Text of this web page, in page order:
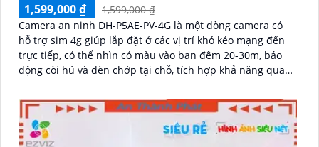
1,599,000 ₫
1,599,000 ₫
Camera an ninh DH-P5AE-PV-4G là một dòng camera có
hỗ trợ sim 4g giúp lắp đặt ở các vị trí khó kéo mạng đến
trực tiếp, có thể nhìn có màu vào ban đêm 20-30m, báo
động còi hú và đèn chớp tại chỗ, tích hợp khả năng quay